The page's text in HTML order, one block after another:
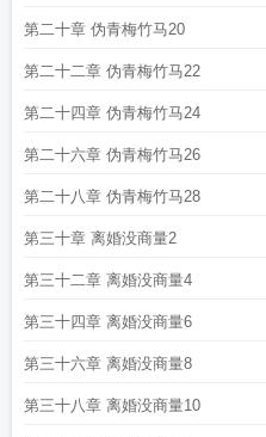
第二十章 伪青梅竹马20
第二十二章 伪青梅竹马22
第二十四章 伪青梅竹马24
第二十六章 伪青梅竹马26
第二十八章 伪青梅竹马28
第三十章 离婚没商量2
第三十二章 离婚没商量4
第三十四章 离婚没商量6
第三十六章 离婚没商量8
第三十八章 离婚没商量10